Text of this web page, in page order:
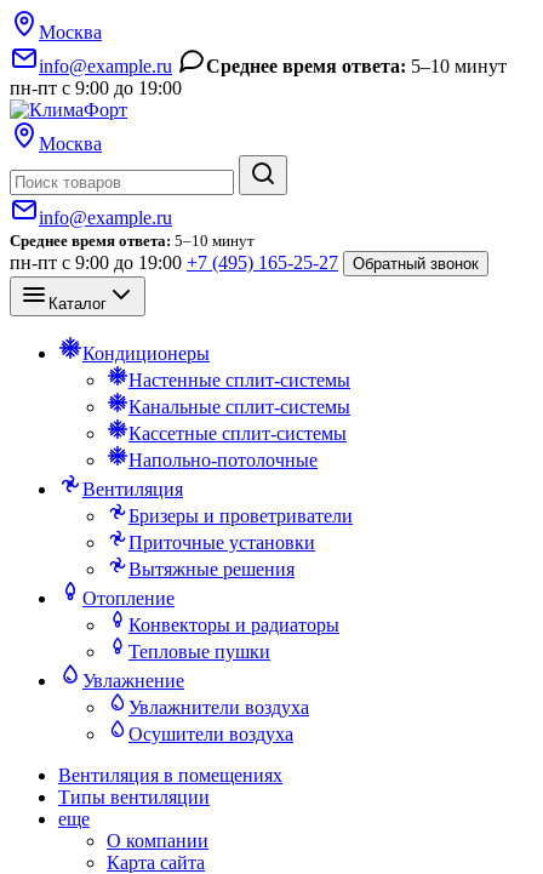
Москва
info@example.ru
Среднее время ответа: 5–10 минут
пн-пт с 9:00 до 19:00
Москва
info@example.ru
Среднее время ответа: 5–10 минут
пн-пт с 9:00 до 19:00 +7 (495) 165-25-27 Обратный звонок
Каталог
Кондиционеры
Настенные сплит-системы
Канальные сплит-системы
Кассетные сплит-системы
Напольно-потолочные
Вентиляция
Бризеры и проветриватели
Приточные установки
Вытяжные решения
Отопление
Конвекторы и радиаторы
Тепловые пушки
Увлажнение
Увлажнители воздуха
Осушители воздуха
Вентиляция в помещениях
Типы вентиляции
еще
О компании
Карта сайта